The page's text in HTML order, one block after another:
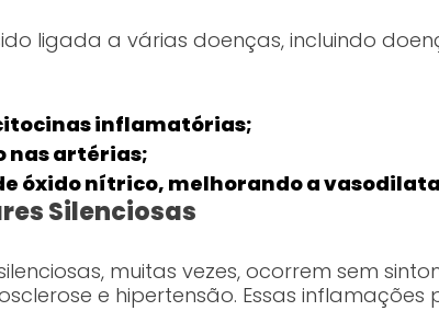
ligada a várias doenças, incluindo
inflamatórias;
nas artérias;
óxido nítrico, melhorando a
Silenciosas
muitas vezes, ocorrem sem
e hipertensão. Essas